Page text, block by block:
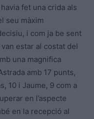
fet una crida als
seu màxim
i com ja be sent
estar al costat del
una magnifica
amb 17 punts,
10 i Jaume, 9 com a
en l’aspecte
en la recepció al